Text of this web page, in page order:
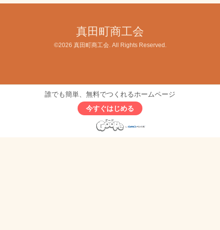
真田町商工会
©2026 真田町商工会. All Rights Reserved.
誰でも簡単、無料でつくれるホームページ
今すぐはじめる